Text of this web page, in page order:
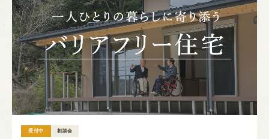
受付中 相談会